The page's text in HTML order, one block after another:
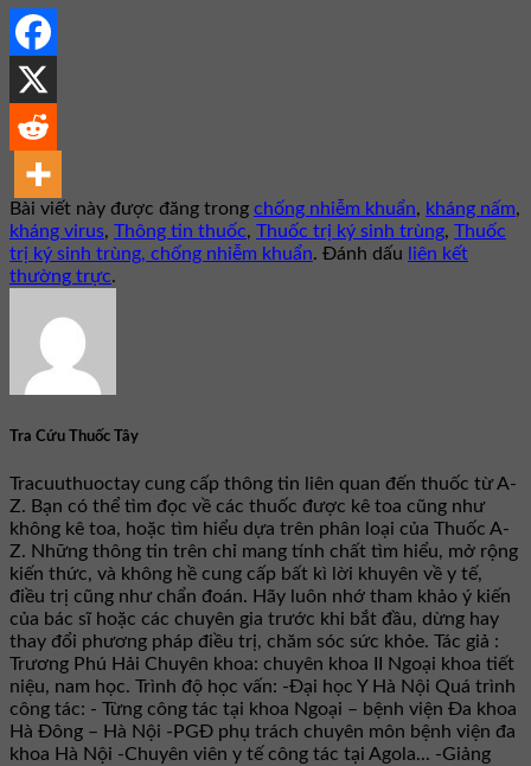
Bài viết này được đăng trong chống nhiễm khuẩn, kháng nấm,
kháng virus, Thông tin thuốc, Thuốc trị ký sinh trùng, Thuốc
trị ký sinh trùng, chống nhiễm khuẩn. Đánh dấu
liên kết
thường trực.
Tra Cứu Thuốc Tây
Tracuuthuoctay cung cấp thông tin liên quan đến thuốc từ A-
Z. Bạn có thể tìm đọc về các thuốc được kê toa cũng như
không kê toa, hoặc tìm hiểu dựa trên phân loại của Thuốc A-
Z. Những thông tin trên chỉ mang tính chất tìm hiểu, mở rộng
kiến thức, và không hề cung cấp bất kì lời khuyên về y tế,
điều trị cũng như chẩn đoán. Hãy luôn nhớ tham khảo ý kiến
của bác sĩ hoặc các chuyên gia trước khi bắt đầu, dừng hay
thay đổi phương pháp điều trị, chăm sóc sức khỏe. Tác giả :
Trương Phú Hải Chuyên khoa: chuyên khoa II Ngoại khoa tiết
niệu, nam học. Trình độ học vấn: -Đại học Y Hà Nội Quá trình
công tác: - Từng công tác tại khoa Ngoại – bệnh viện Đa khoa
Hà Đông – Hà Nội -PGĐ phụ trách chuyên môn bệnh viện đa
khoa Hà Nội -Chuyên viên y tế công tác tại Agola... -Giảng